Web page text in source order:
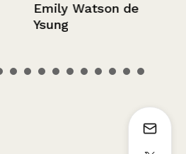
Emily Watson de
Ysung